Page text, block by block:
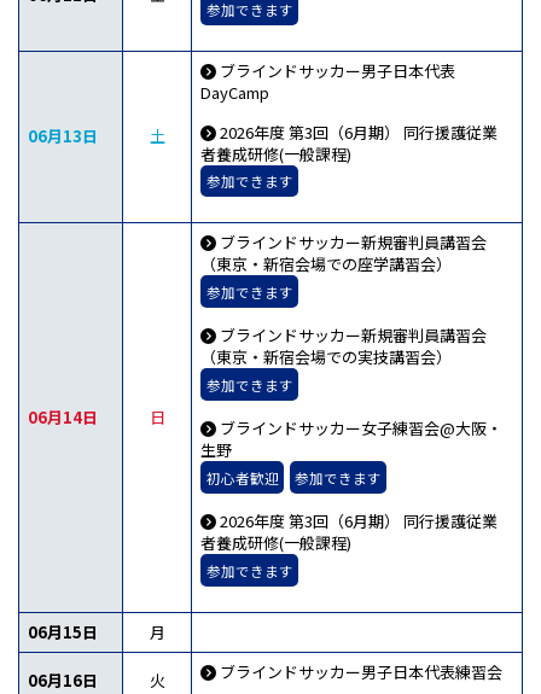
参加できます
06月13日 土
ブラインドサッカー男子日本代表
DayCamp
2026年度 第3回（6月期） 同行援護従業
者養成研修(一般課程)
参加できます
06月14日 日
ブラインドサッカー新規審判員講習会
（東京・新宿会場での座学講習会）
参加できます
ブラインドサッカー新規審判員講習会
（東京・新宿会場での実技講習会）
参加できます
ブラインドサッカー女子練習会@大阪・
生野
初心者歓迎 参加できます
2026年度 第3回（6月期） 同行援護従業
者養成研修(一般課程)
参加できます
06月15日 月
06月16日 火 ブラインドサッカー男子日本代表練習会